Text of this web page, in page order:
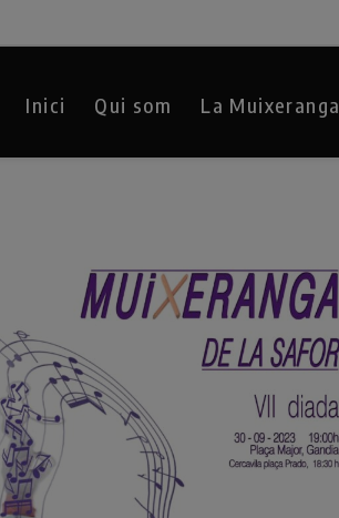
Inici Qui som La Muixeranga